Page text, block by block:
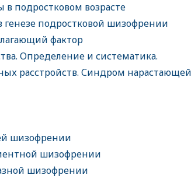
подростковом возрасте
генезе подростковой шизофрении
фактор
Определение и систематика.
расстройств. Синдром
шизофрении
шизофрении
шизофрении